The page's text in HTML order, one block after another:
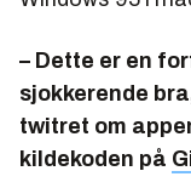
– Dette er en
sjokkerende
twitret om
kildekoden på